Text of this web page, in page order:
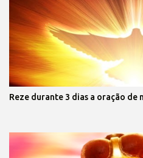
Reze durante 3 dias a oração de